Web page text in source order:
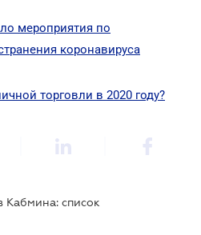
мероприятия по
коронавируса
торговли в 2020 году?
Кабмина: список